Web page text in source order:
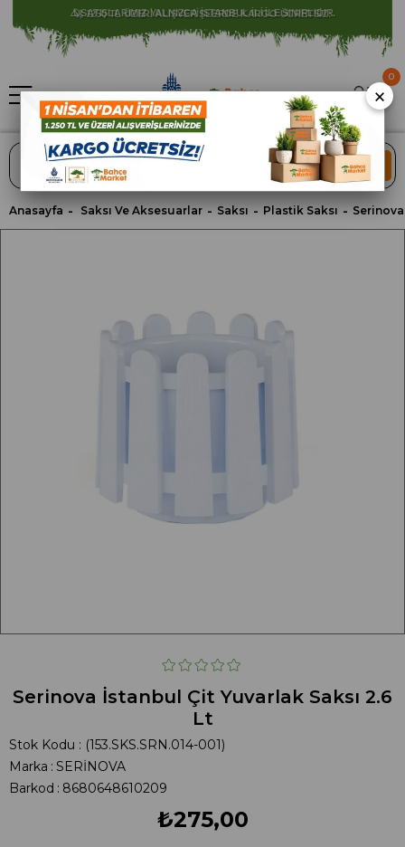
⚠️ SATIŞLARIMIZ YALNIZCA İSTANBUL İLİ İLE SINIRLIDIR.
ARA
0
Anasayfa Saksı Ve Aksesuarlar Saksı Plastik Saksı
Serinova İstanbul Çit Yuvarlak Saksı 2.6
Lt
Stok Kodu
(153.SKS.SRN.014-001)
Marka : SERİNOVA
Barkod : 8680648610209
₺275,00
×